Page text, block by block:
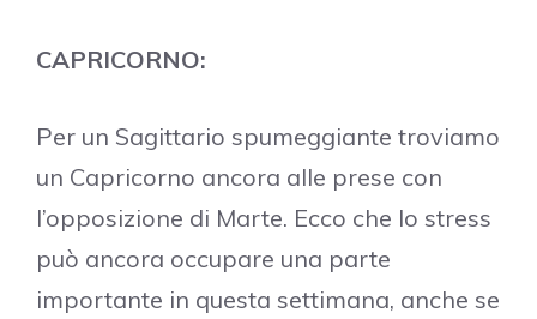
CAPRICORNO:
Per un Sagittario spumeggiante troviamo
un Capricorno ancora alle prese con
l’opposizione di Marte. Ecco che lo stress
può ancora occupare una parte
importante in questa settimana, anche se